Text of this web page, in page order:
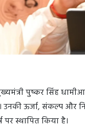
पुष्कर सिंह
उनकी ऊर्जा, संकल्प
स्थापित किया है।